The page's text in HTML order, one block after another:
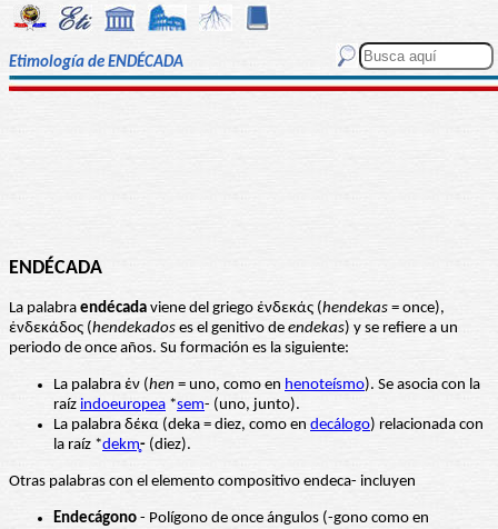
Etimología de ENDÉCADA
ENDÉCADA
La palabra endécada viene del griego ἑνδεκάς (hendekas = once),
ἑνδεκάδος (hendekados es el genitivo de endekas) y se refiere a un
periodo de once años. Su formación es la siguiente:
La palabra ἑν (hen = uno, como en henoteísmo). Se asocia con la
raíz indoeuropea *sem- (uno, junto).
La palabra δέκα (deka = diez, como en decálogo) relacionada con
la raíz *dekm̥- (diez).
Otras palabras con el elemento compositivo endeca- incluyen
Endecágono - Polígono de once ángulos (-gono como en